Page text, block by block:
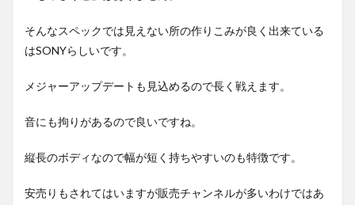
そんなスペックでは見えない所の作りこみが良く出来ている
はSONYらしいです。
メジャーアップデートも見込めるので長く戦えます。
音にも拘りがあるので良いですね。
縦長のボディなので幅が短く持ちやすいのも特徴です。
安売りもされてはいますが販売チャンネルが多いわけではあ